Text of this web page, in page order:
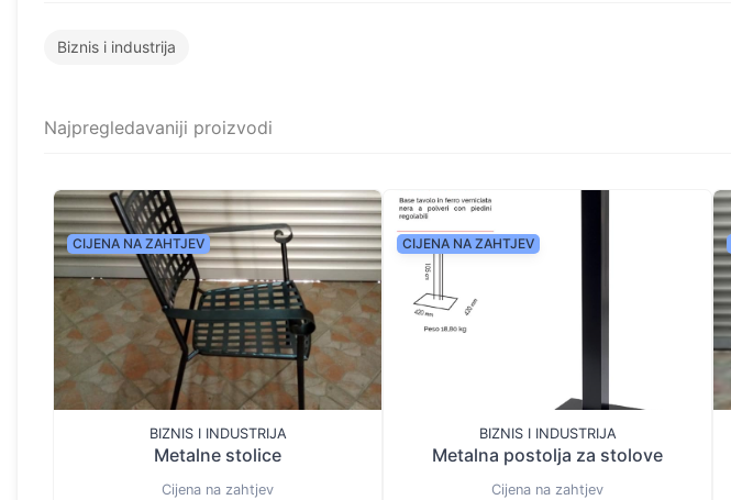
Biznis i industrija
Najpregledavaniji proizvodi
CIJENA NA ZAHTJEV
BIZNIS I INDUSTRIJA
Metalne stolice
Cijena na zahtjev
CIJENA NA ZAHTJEV
BIZNIS I INDUSTRIJA
Metalna postolja za stolove
Cijena na zahtjev